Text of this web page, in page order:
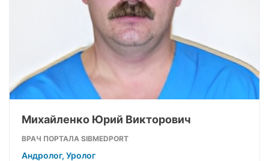
Михайленко Юрий Викторович
ВРАЧ ПОРТАЛА SIBMEDPORT
Андролог, Уролог